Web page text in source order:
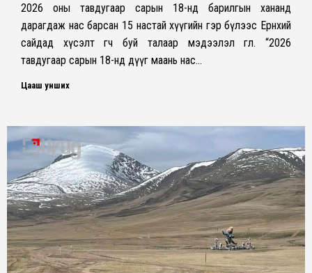
2026 оны тавдугаар сарын 18-нд барилгын хананд
дарагдаж нас барсан 15 настай хүүгийн гэр бүлээс Ерөнхий
сайдад хүсэлт өгч буй талаар мэдээлэл өглөө. “2026
тавдугаар сарын 18-нд дүүг маань нас…
Цааш унших